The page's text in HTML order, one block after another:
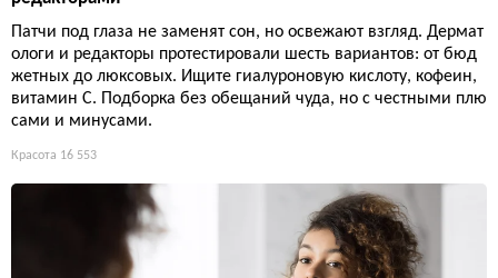
Патчи под глаза не заменят сон, но освежают взгляд. Дермат
ологи и редакторы протестировали шесть вариантов: от бюд
жетных до люксовых. Ищите гиалуроновую кислоту, кофеин,
витамин С. Подборка без обещаний чуда, но с честными плю
сами и минусами.
Красота 16 553